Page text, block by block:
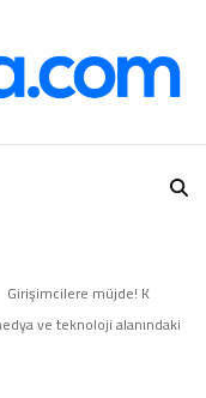
Girişimcilere müjde! K
ve teknoloji alanındaki